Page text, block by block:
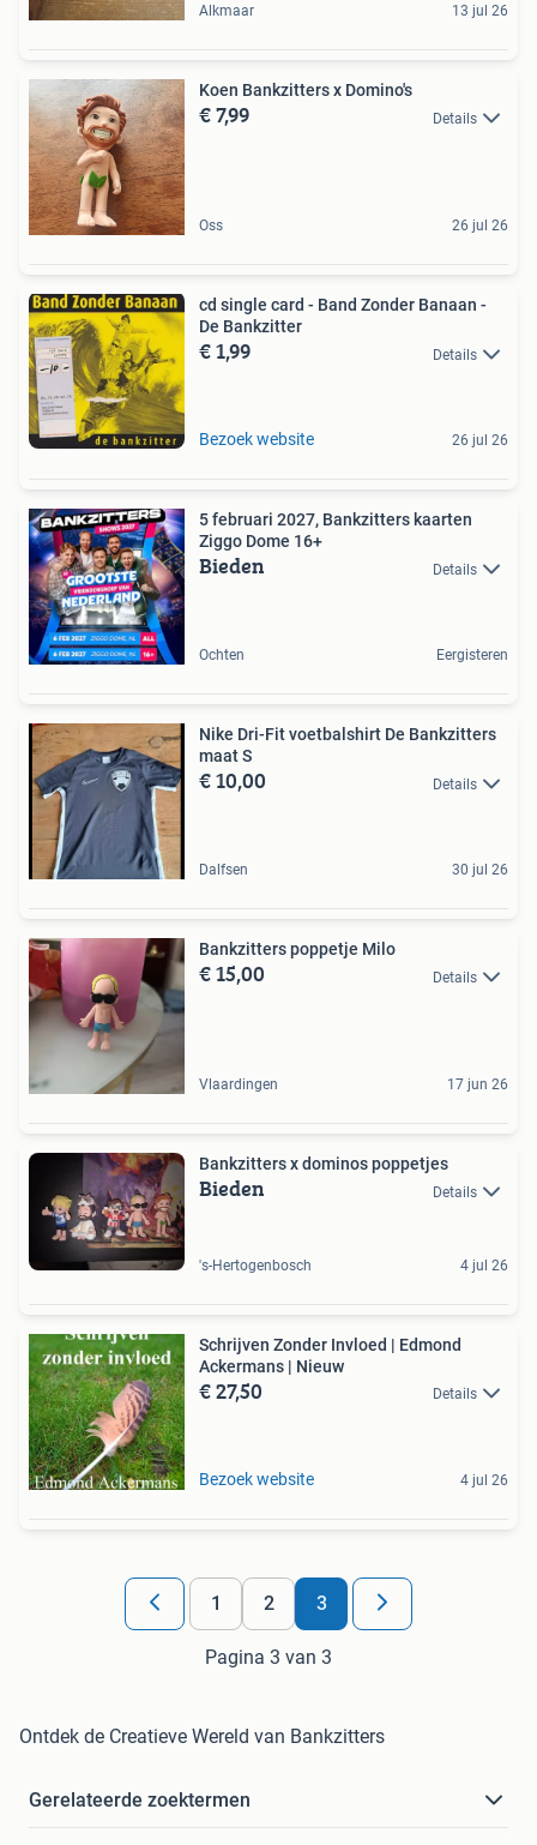
Alkmaar 13 jul 26
Koen Bankzitters x Domino's
€ 7,99 Details
Oss 26 jul 26
cd single card - Band Zonder Banaan -
De Bankzitter
€ 1,99 Details
Bezoek website 26 jul 26
5 februari 2027, Bankzitters kaarten
Ziggo Dome 16+
Bieden Details
Ochten Eergisteren
Nike Dri-Fit voetbalshirt De Bankzitters
maat S
€ 10,00 Details
Dalfsen 30 jul 26
Bankzitters poppetje Milo
€ 15,00 Details
Vlaardingen 17 jun 26
Bankzitters x dominos poppetjes
Bieden Details
's-Hertogenbosch 4 jul 26
Schrijven Zonder Invloed | Edmond
Ackermans | Nieuw
€ 27,50 Details
Bezoek website 4 jul 26
1 2 3
Pagina 3 van 3
Ontdek de Creatieve Wereld van Bankzitters
Gerelateerde zoektermen